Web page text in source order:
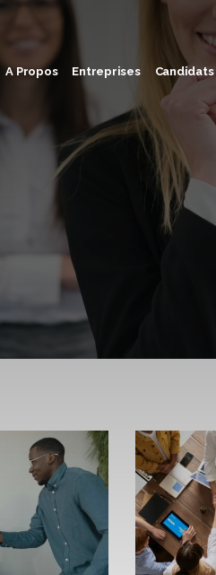
A Propos Entreprises Candidats